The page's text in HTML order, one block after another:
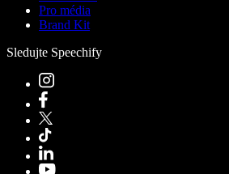
Pro média
Brand Kit
Sledujte Speechify